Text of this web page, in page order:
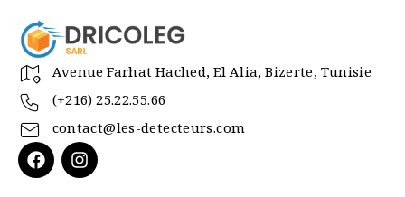
Avenue Farhat Hached, El Alia, Bizerte, Tunisie
(+216) 25.22.55.66
contact@les-detecteurs.com